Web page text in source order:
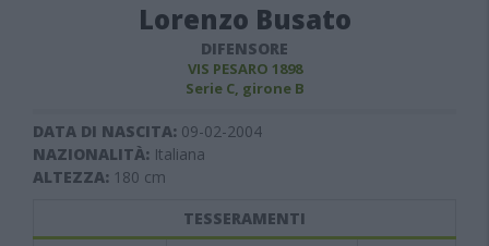
Lorenzo Busato
DIFENSORE
VIS PESARO 1898
Serie C, girone B
DATA DI NASCITA: 09-02-2004
NAZIONALITÀ: Italiana
ALTEZZA: 180 cm
TESSERAMENTI